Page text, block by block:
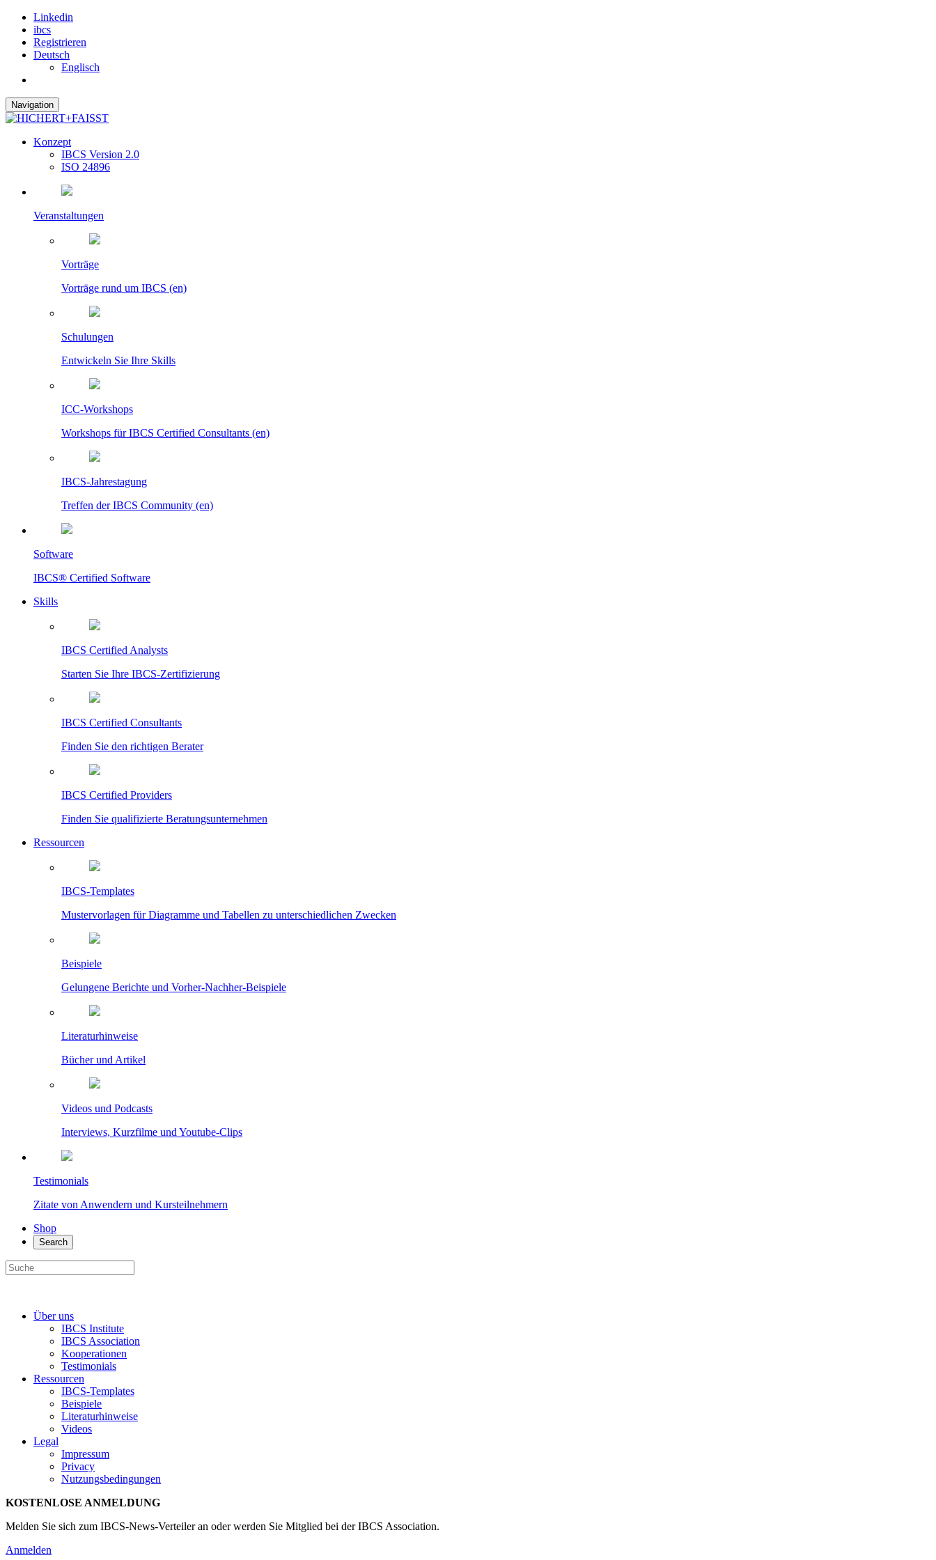
Linkedin
ibcs
Registrieren
Deutsch
Englisch
Navigation
Konzept
IBCS Version 2.0
ISO 24896
Veranstaltungen
Vorträge
Vorträge rund um IBCS (en)
Schulungen
Entwickeln Sie Ihre Skills
ICC-Workshops
Workshops für IBCS Certified Consultants (en)
IBCS-Jahrestagung
Treffen der IBCS Community (en)
Software
IBCS® Certified Software
Skills
IBCS Certified Analysts
Starten Sie Ihre IBCS-Zertifizierung
IBCS Certified Consultants
Finden Sie den richtigen Berater
IBCS Certified Providers
Finden Sie qualifizierte Beratungsunternehmen
Ressourcen
IBCS-Templates
Mustervorlagen für Diagramme und Tabellen zu unterschiedlichen Zwecken
Beispiele
Gelungene Berichte und Vorher-Nachher-Beispiele
Literaturhinweise
Bücher und Artikel
Videos und Podcasts
Interviews, Kurzfilme und Youtube-Clips
Testimonials
Zitate von Anwendern und Kursteilnehmern
Shop
Search
Über uns
IBCS Institute
IBCS Association
Kooperationen
Testimonials
Ressourcen
IBCS-Templates
Beispiele
Literaturhinweise
Videos
Legal
Impressum
Privacy
Nutzungsbedingungen
KOSTENLOSE ANMELDUNG
Melden Sie sich zum IBCS-News-Verteiler an oder werden Sie Mitglied bei der IBCS Association.
Anmelden